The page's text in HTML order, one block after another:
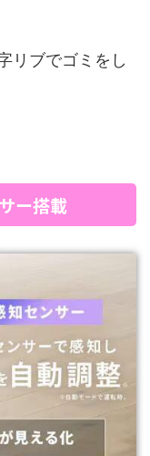
リブでゴミをし
ー搭載